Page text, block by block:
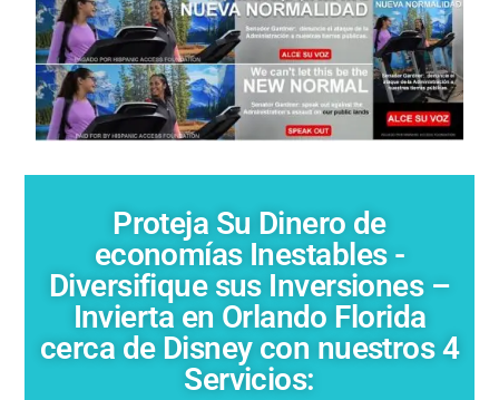
Proteja Su Dinero de
economías Inestables -
Diversifique sus Inversiones –
Invierta en Orlando Florida
cerca de Disney con nuestros 4
Servicios: